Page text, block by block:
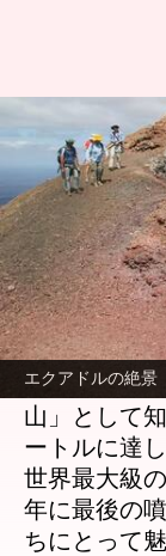
エクアドルの絶景
エクア
でのユ
著者 Keito Komeda
どんな話なの
エクアドル
ベラ島、そ
シエラネグ
山」として
ートルに達
世界最大級
年に最後の
ちにとって